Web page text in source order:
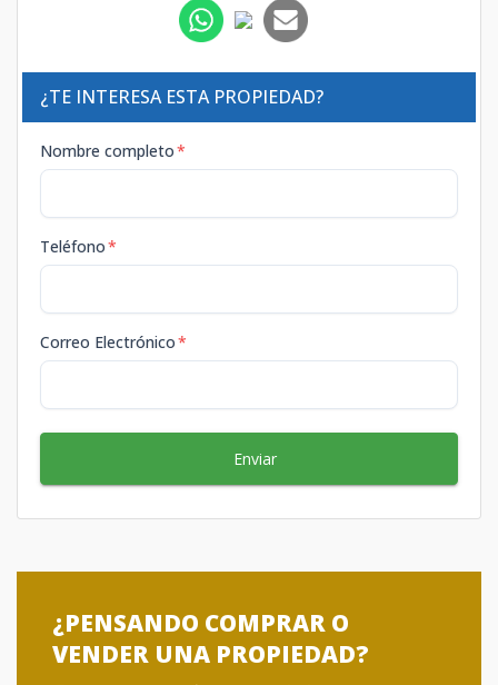
¿TE INTERESA ESTA PROPIEDAD?
Nombre completo*
Teléfono*
Correo Electrónico*
Enviar
¿PENSANDO COMPRAR O
VENDER UNA PROPIEDAD?